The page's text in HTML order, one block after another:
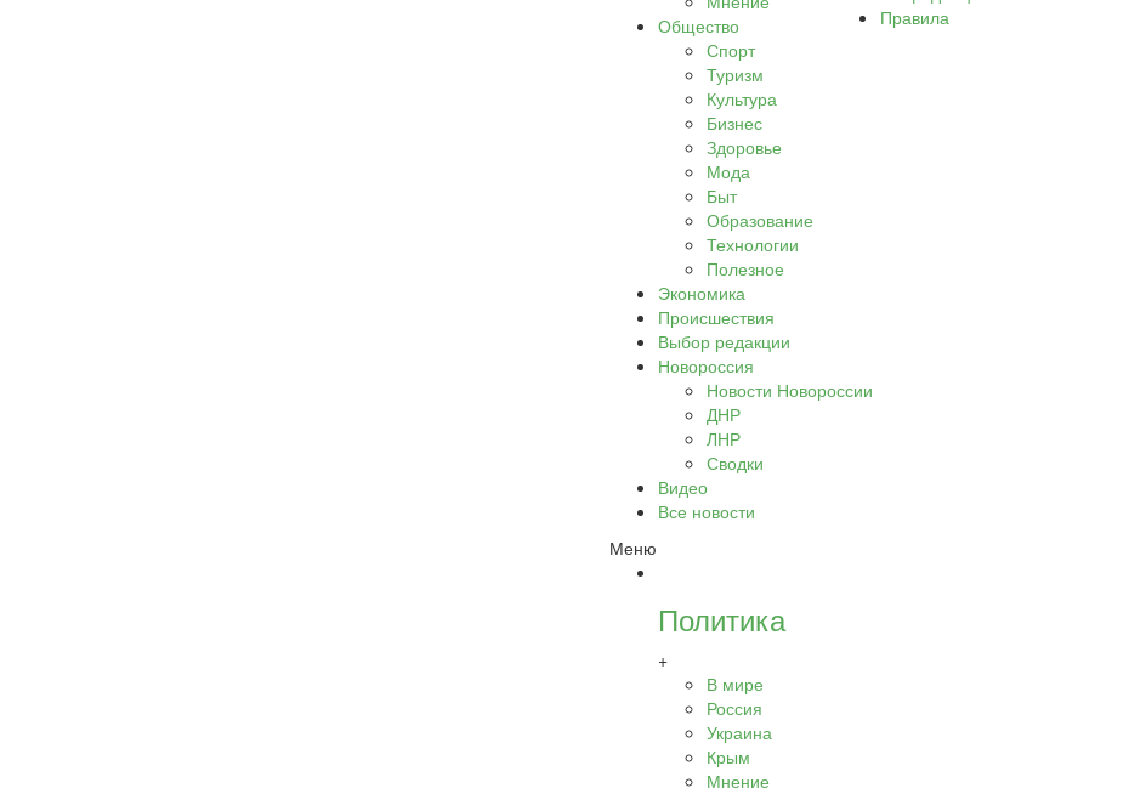
Общество
Спорт
Туризм
Культура
Бизнес
Здоровье
Мода
Быт
Образование
Технологии
Полезное
Экономика
Происшествия
Выбор редакции
Новороссия
Новости Новороссии
ДНР
ЛНР
Сводки
Видео
Все новости
Меню
Политика
+
В мире
Россия
Украина
Крым
Мнение
Правила